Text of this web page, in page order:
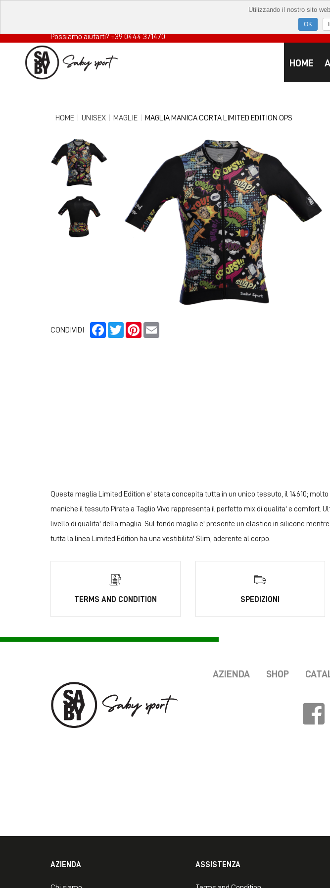
Possiamo aiutarti? +39 0444 371470
HOME
HOME UNISEX MAGLIE MAGLIA MANICA CORTA LIMITED EDITION OPS
CONDIVIDI Facebook
TwitterPinterest
Questa maglia Limited Edition e' stata concepita tutta in un unico tessuto, il 14610;
maniche il tessuto Pirata a Taglio Vivo rappresenta il perfetto mix di qualita' e
livello di qualita' della maglia. Sul fondo maglia e' presente un elastico in
tutta la linea Limited Edition ha una vestibilita' Slim, aderente al corpo.
TERMS AND CONDITION SPEDIZIONI
AZIENDA SHOP
AZIENDA ASSISTENZA
Utilizzando il nostro sito